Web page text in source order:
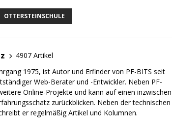
OTTERSTEINSCHULE
4907 Artikel
1975, ist Autor und Erfinder von PF-BITS seit
Web-Berater und -Entwickler. Neben PF-
Online-Projekte und kann auf einen inzwischen
zurückblicken. Neben der technischen
er regelmäßig Artikel und Kolumnen.